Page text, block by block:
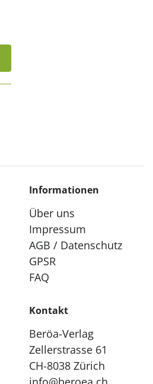
Informationen
Über uns
Impressum
AGB / Datenschutz
GPSR
FAQ
Kontakt
Beröa-Verlag
Zellerstrasse 61
CH-8038 Zürich